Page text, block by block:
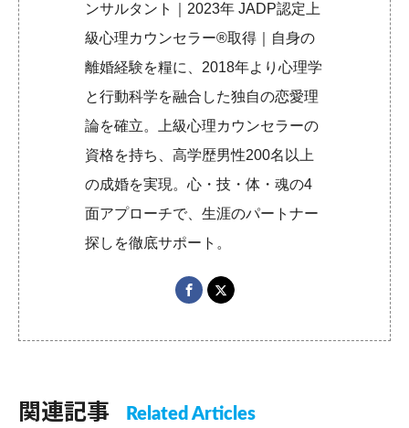
ンサルタント｜2023年 JADP認定上
級心理カウンセラー®取得｜自身の
離婚経験を糧に、2018年より心理学
と行動科学を融合した独自の恋愛理
論を確立。上級心理カウンセラーの
資格を持ち、高学歴男性200名以上
の成婚を実現。心・技・体・魂の4
面アプローチで、生涯のパートナー
探しを徹底サポート。
関連記事 Related Articles